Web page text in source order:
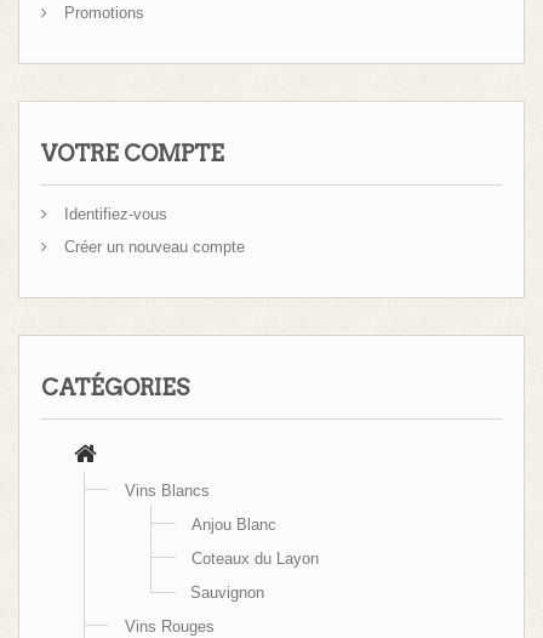
Promotions
VOTRE COMPTE
Identifiez-vous
Créer un nouveau compte
CATÉGORIES
Vins Blancs
Anjou Blanc
Coteaux du Layon
Sauvignon
Vins Rouges